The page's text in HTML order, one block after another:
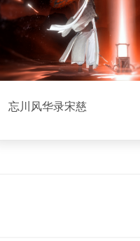
忘川风华录宋慈